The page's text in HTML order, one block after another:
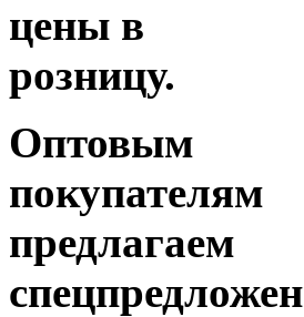
цены в
розницу.
Оптовым
покупателям
предлагаем